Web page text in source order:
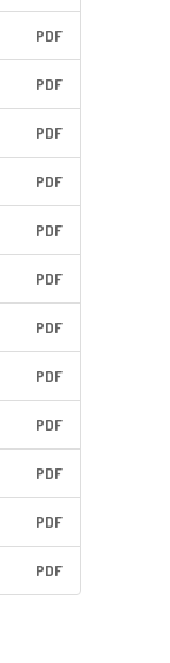
PDF
PDF
PDF
PDF
PDF
PDF
PDF
PDF
PDF
PDF
PDF
PDF